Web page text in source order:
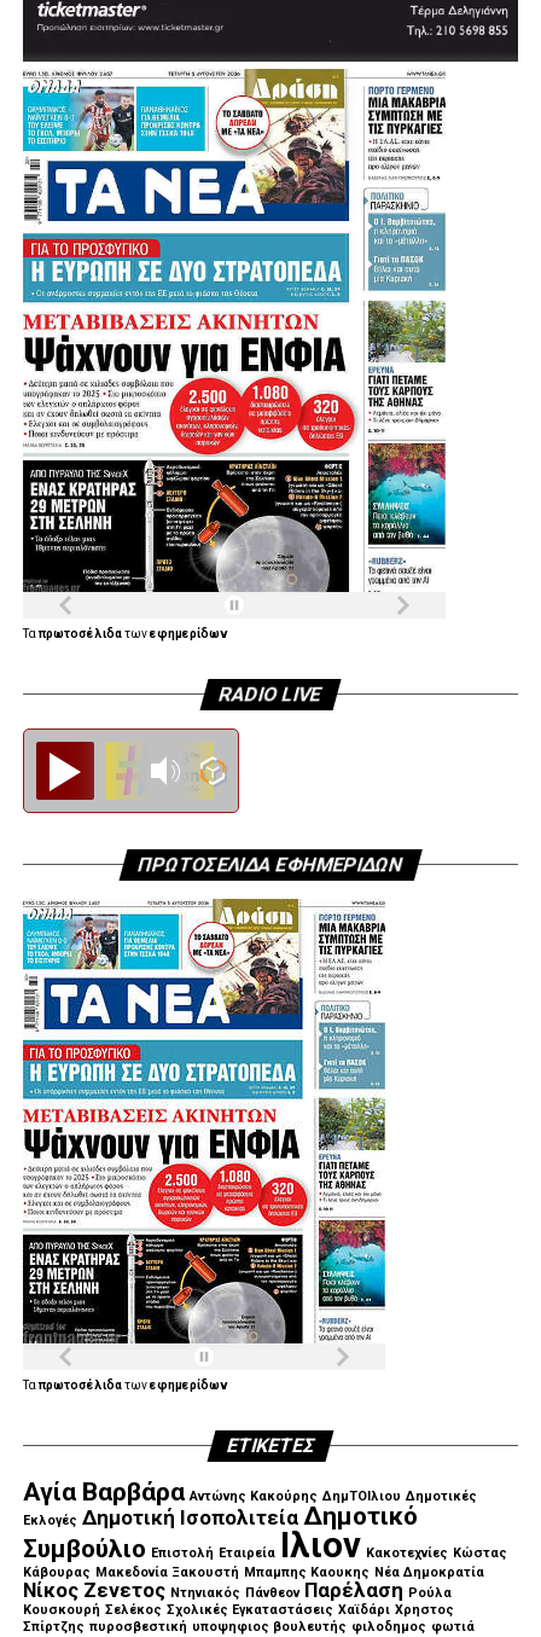
.
.
Ταπρωτοσέλιδατωνεφημερίδων
RADIO LIVE
ΠΡΩΤΟΣΕΛΙΔΑ ΕΦΗΜΕΡΙΔΩΝ
Ταπρωτοσέλιδατωνεφημερίδων
ΕΤΙΚΈΤΕΣ
Αγία Βαρβάρα Αντώνης Κακούρης ΔημΤΟΙλιου Δημοτικές
Εκλογές Δημοτική Ισοπολιτεία Δημοτικό
Συμβούλιο Επιστολή Εταιρεία Ιλιον Κακοτεχνίες Κώστας
Κάβουρας Μακεδονία Ξακουστή Μπαμπης Καουκης Νέα Δημοκρατία
Νίκος Ζενετος Ντηνιακός Πάνθεον Παρέλαση Ρούλα
Κουσκουρή Σελέκος Σχολικές Εγκαταστάσεις Χαϊδάρι Χρηστος
Σπίρτζης πυροσβεστική υποψηφιος βουλευτής φιλοδημος φωτιά